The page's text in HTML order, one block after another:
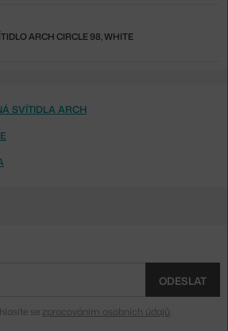
ARCH CIRCLE 98, WHITE
SVÍTIDLA ARCH
ODESLAT
se zpracováním osobních údajů